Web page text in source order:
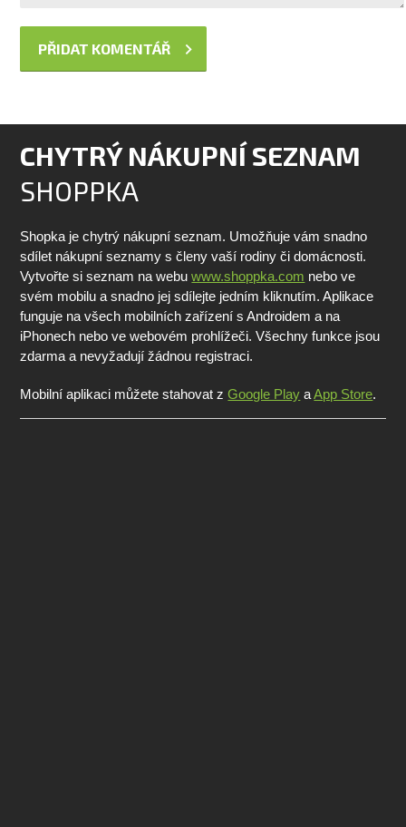
CHYTRÝ NÁKUPNÍ SEZNAM
SHOPPKA
Shopka je chytrý nákupní seznam. Umožňuje vám snadno
sdílet nákupní seznamy s členy vaší rodiny či domácnosti.
Vytvořte si seznam na webuwww.shoppka.com nebo ve
svém mobilu a snadno jej sdílejte jedním kliknutím. Aplikace
funguje na všech mobilních zařízení s Androidem a na
iPhonech nebo ve webovém prohlížeči. Všechny funkce jsou
zdarma a nevyžadují žádnou registraci.
Mobilní aplikaci můžete stahovat zGoogle Play aApp Store.